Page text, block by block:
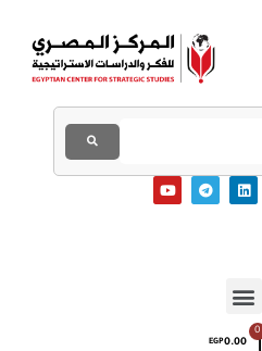
EGP0.00